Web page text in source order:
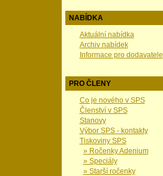
NABÍDKA
Aktuální nabídka
Archiv nabídek
Informace pro dodavatele
PRO ČLENY
Co je nového v SPS
Členství v SPS
Stanovy
Výbor SPS - kontakty
Tiskoviny SPS
» Ročenky Adenium
» Speciály
» Starší ročenky